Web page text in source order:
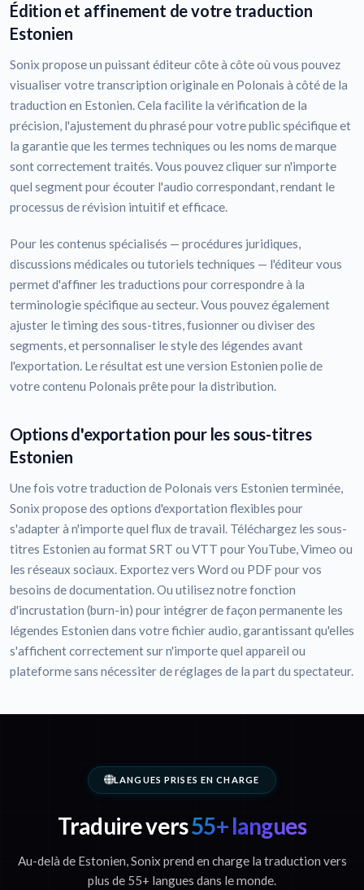
Édition et affinement de votre traduction
Estonien
Sonix propose un puissant éditeur côte à côte où vous pouvez
visualiser votre transcription originale en Polonais à côté de la
traduction en Estonien. Cela facilite la vérification de la
précision, l'ajustement du phrasé pour votre public spécifique et
la garantie que les termes techniques ou les noms de marque
sont correctement traités. Vous pouvez cliquer sur n'importe
quel segment pour écouter l'audio correspondant, rendant le
processus de révision intuitif et efficace.
Pour les contenus spécialisés — procédures juridiques,
discussions médicales ou tutoriels techniques — l'éditeur vous
permet d'affiner les traductions pour correspondre à la
terminologie spécifique au secteur. Vous pouvez également
ajuster le timing des sous-titres, fusionner ou diviser des
segments, et personnaliser le style des légendes avant
l'exportation. Le résultat est une version Estonien polie de
votre contenu Polonais prête pour la distribution.
Options d'exportation pour les sous-titres
Estonien
Une fois votre traduction de Polonais vers Estonien terminée,
Sonix propose des options d'exportation flexibles pour
s'adapter à n'importe quel flux de travail. Téléchargez les sous-
titres Estonien au format SRT ou VTT pour YouTube, Vimeo ou
les réseaux sociaux. Exportez vers Word ou PDF pour vos
besoins de documentation. Ou utilisez notre fonction
d'incrustation (burn-in) pour intégrer de façon permanente les
légendes Estonien dans votre fichier audio, garantissant qu'elles
s'affichent correctement sur n'importe quel appareil ou
plateforme sans nécessiter de réglages de la part du spectateur.
LANGUES PRISES EN CHARGE
Traduire vers55+ langues
Au-delà de Estonien, Sonix prend en charge la traduction vers
plus de 55+ langues dans le monde.